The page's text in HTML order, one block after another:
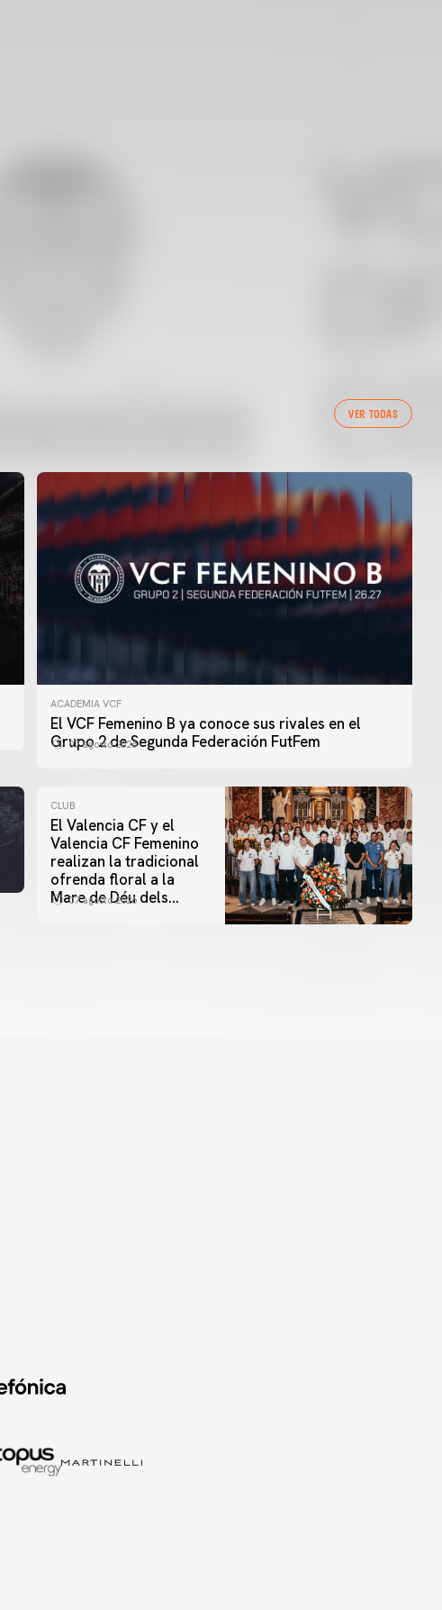
VER TODAS
ACADEMIA VCF
El VCF Femenino B ya conoce sus rivales en el
Grupo 2 de Segunda Federación FutFem
07 agosto 2026
CLUB
El Valencia CF y el
Valencia CF Femenino
realizan la tradicional
ofrenda floral a la
Mare de Déu dels
07 agosto 2026